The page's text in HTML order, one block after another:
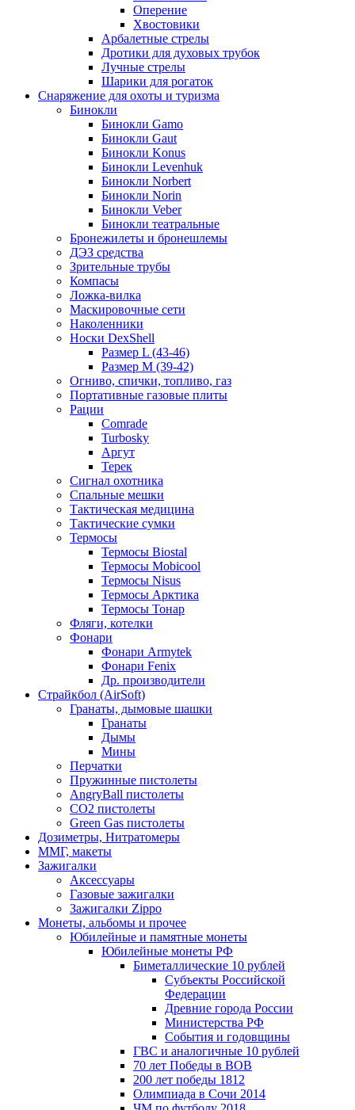
Оперение
Хвостовики
Арбалетные стрелы
Дротики для духовых трубок
Лучные стрелы
Шарики для рогаток
Снаряжение для охоты и туризма
Бинокли
Бинокли Gamo
Бинокли Gaut
Бинокли Konus
Бинокли Levenhuk
Бинокли Norbert
Бинокли Norin
Бинокли Veber
Бинокли театральные
Бронежилеты и бронешлемы
ДЭЗ средства
Зрительные трубы
Компасы
Ложка-вилка
Маскировочные сети
Наколенники
Носки DexShell
Размер L (43-46)
Размер M (39-42)
Огниво, спички, топливо, газ
Портативные газовые плиты
Рации
Comrade
Turbosky
Аргут
Терек
Сигнал охотника
Спальные мешки
Тактическая медицина
Тактические сумки
Термосы
Термосы Biostal
Термосы Mobicool
Термосы Nisus
Термосы Арктика
Термосы Тонар
Фляги, котелки
Фонари
Фонари Armytek
Фонари Fenix
Др. производители
Страйкбол (AirSoft)
Гранаты, дымовые шашки
Гранаты
Дымы
Мины
Перчатки
Пружинные пистолеты
AngryBall пистолеты
CO2 пистолеты
Green Gas пистолеты
Дозиметры, Нитратомеры
ММГ, макеты
Зажигалки
Аксессуары
Газовые зажигалки
Зажигалки Zippo
Монеты, альбомы и прочее
Юбилейные и памятные монеты
Юбилейные монеты РФ
Биметаллические 10 рублей
Субъекты Российской
Федерации
Древние города России
Министерства РФ
События и годовщины
ГВС и аналогичные 10 рублей
70 лет Победы в ВОВ
200 лет победы 1812
Олимпиада в Сочи 2014